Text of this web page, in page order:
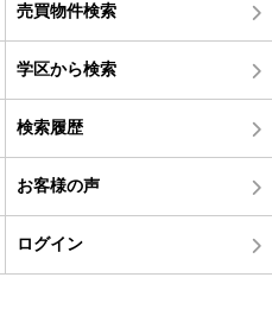
売買物件検索
学区から検索
検索履歴
お客様の声
ログイン